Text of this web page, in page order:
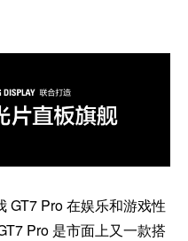
GT7 Pro 在娱乐和游戏性
Pro 是市面上又一款搭